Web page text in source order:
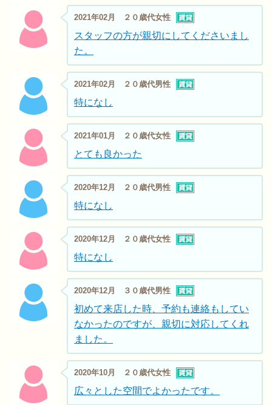
2021年02月 ２０歳代女性
スタッフの方が親切にしてくださいまし
た。
2021年02月 ２０歳代男性
特になし
2021年01月 ２０歳代女性
とても良かった
2020年12月 ２０歳代男性
特になし
2020年12月 ２０歳代女性
特になし
2020年12月 ３０歳代男性
初めて来店した時、予約も連絡もしてい
なかったのですが、親切に対応してくれ
ました。
2020年10月 ２０歳代女性
広々とした空間でよかったです。